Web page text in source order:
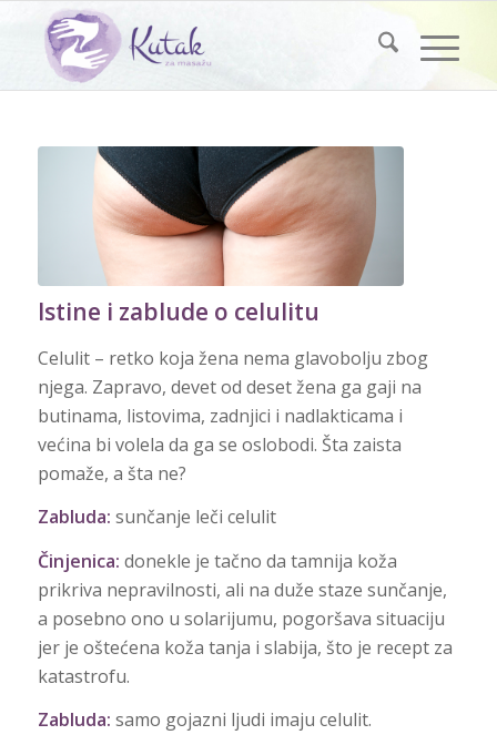
Istine i zablude o celulitu
Celulit – retko koja žena nema glavobolju zbog
njega. Zapravo, devet od deset žena ga gaji na
butinama, listovima, zadnjici i nadlakticama i
većina bi volela da ga se oslobodi. Šta zaista
pomaže, a šta ne?
Zabluda: sunčanje leči celulit
Činjenica: donekle je tačno da tamnija koža
prikriva nepravilnosti, ali na duže staze sunčanje,
a posebno ono u solarijumu, pogoršava situaciju
jer je oštećena koža tanja i slabija, što je recept za
katastrofu.
Zabluda: samo gojazni ljudi imaju celulit.